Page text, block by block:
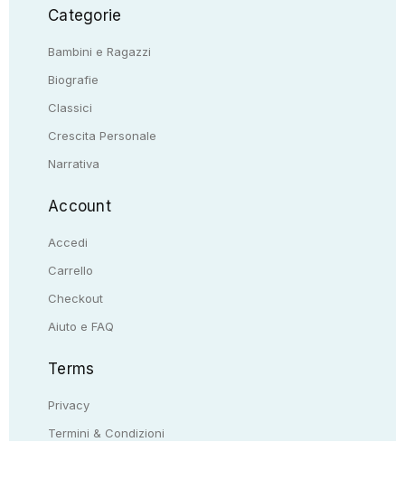
Categorie
Bambini e Ragazzi
Biografie
Classici
Crescita Personale
Narrativa
Account
Accedi
Carrello
Checkout
Aiuto e FAQ
Terms
Privacy
Termini & Condizioni